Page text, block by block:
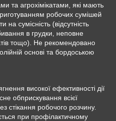
та агрохімікатами, які мають
робочих сумішей
на сумісність (відсутність
в грудки, неповне
тощо). Не рекомендовано
основі та бордоською
високої ефективності дії
обприскування всієї
стікання робочого розчину.
при профілактичному